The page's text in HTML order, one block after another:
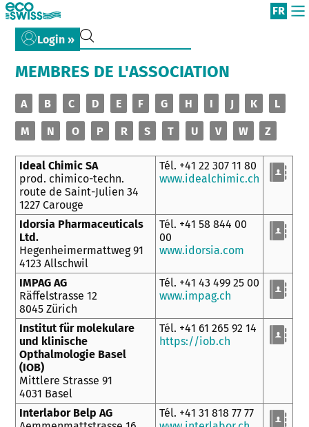
FR
MEMBRES DE L'ASSOCIATION
A B C D E F G H I J K L
M N O P R S T U V W Z
Ideal Chimic SA
prod. chimico-techn.
route de Saint-Julien 34
1227 Carouge
Tél. +41 22 307 11 80
www.idealchimic.ch
Idorsia Pharmaceuticals
Ltd.
Hegenheimermattweg 91
4123 Allschwil
Tél. +41 58 844 00
00
www.idorsia.com
IMPAG AG
Räffelstrasse 12
8045 Zürich
Tél. +41 43 499 25 00
www.impag.ch
Institut für molekulare
und klinische
Opthalmologie Basel
(IOB)
Mittlere Strasse 91
4031 Basel
Tél. +41 61 265 92 14
https://iob.ch
Interlabor Belp AG
Tél. +41 31 818 77 77
Login »